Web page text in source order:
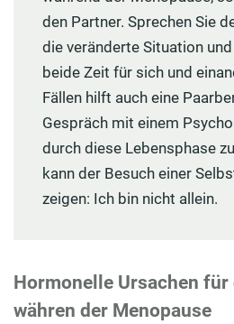
den Partner. Sprechen Sie
die veränderte Situation
beide Zeit für sich und
Fällen hilft auch eine
Gespräch mit einem
durch diese Lebensphase
kann der Besuch einer
zeigen: Ich bin nicht allein.
Hormonelle Ursachen
währen der Menopause